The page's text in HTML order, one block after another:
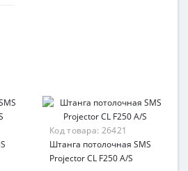
Код товара: 26421
Штанга потолочная SMS
Projector CL F250 A/S